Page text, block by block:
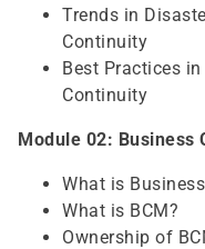
Trends in
Continuity
Best Practices
Continuity
Module 02: Business
What is
What is BCM?
Ownership of